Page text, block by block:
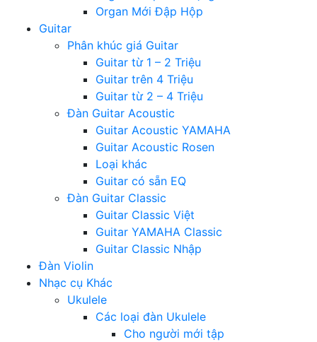
Organ Mới Đập Hộp
Guitar
Phân khúc giá Guitar
Guitar từ 1 – 2 Triệu
Guitar trên 4 Triệu
Guitar từ 2 – 4 Triệu
Đàn Guitar Acoustic
Guitar Acoustic YAMAHA
Guitar Acoustic Rosen
Loại khác
Guitar có sẵn EQ
Đàn Guitar Classic
Guitar Classic Việt
Guitar YAMAHA Classic
Guitar Classic Nhập
Đàn Violin
Nhạc cụ Khác
Ukulele
Các loại đàn Ukulele
Cho người mới tập